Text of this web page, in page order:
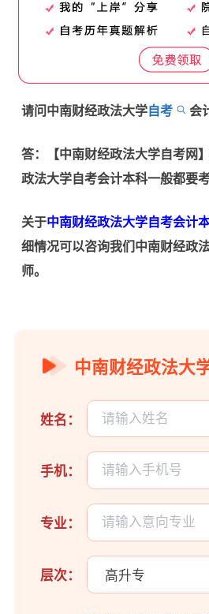
请问 中南财经政法大学自考 会
答：【中南财经政法大学自考网
政法大学自考会计本科一般都要考
关于中南财经政法大学自考会计
细情况可以咨询我们 中南财经政
师。
中南财经政法大
姓名：
手机：
专业：
层次：